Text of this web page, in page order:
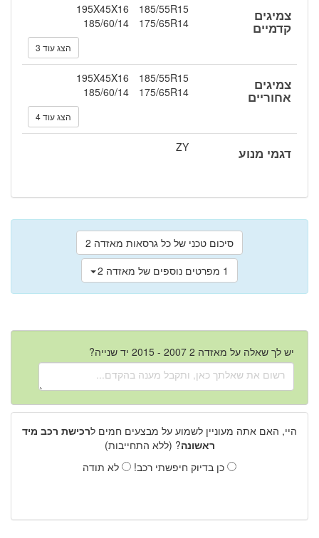
צמיגים
קדמיים
185/55R15
195X45X16
175/65R14
185/60/14
הצג עוד 3
צמיגים
אחוריים
185/55R15
195X45X16
175/65R14
185/60/14
הצג עוד 4
דגמי מנוע ZY
סיכום טכני של כל גרסאות מאזדה 2
1 מפרטים נוספים של מאזדה 2
יש לך שאלה על מאזדה 2 2007 - 2015 יד שנייה?
היי, האם אתה מעוניין לשמוע על מבצעים חמים לרכישת רכב מיד
ראשונה? (ללא התחייבות)
כן בדיוק חיפשתי רכב!
לא תודה